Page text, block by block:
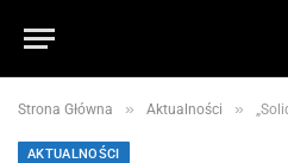
Strona Główna » Aktualności »
AKTUALNOŚCI